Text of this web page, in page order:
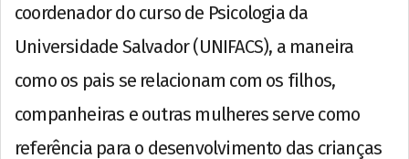
coordenador do curso de Psicologia da
Universidade Salvador (UNIFACS), a maneira
como os pais se relacionam com os filhos,
companheiras e outras mulheres serve como
referência para o desenvolvimento das crianças